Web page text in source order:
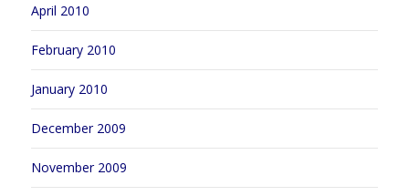
April 2010
February 2010
January 2010
December 2009
November 2009